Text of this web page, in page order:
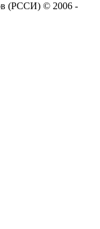
(РССИ) © 2006 -